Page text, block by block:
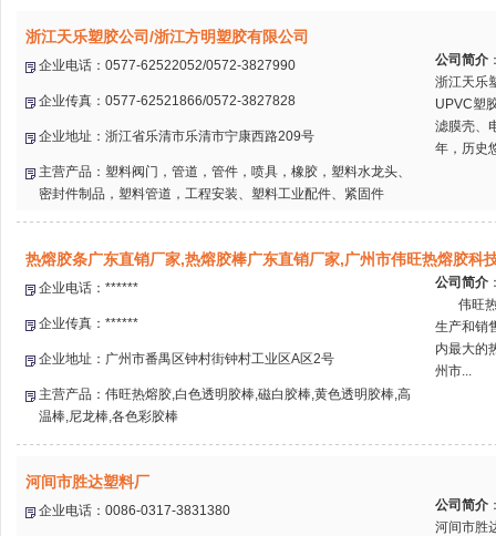
浙江天乐塑胶公司/浙江方明塑胶有限公司
企业电话：0577-62522052/0572-3827990
企业传真：0577-62521866/0572-3827828
企业地址：浙江省乐清市乐清市宁康西路209号
主营产品：塑料阀门，管道，管件，喷具，橡胶，塑料水龙头、
密封件制品，塑料管道，工程安装、塑料工业配件、紧固件
公司简介
浙江天乐
UPVC塑
滤膜壳、
年，历史
热熔胶条广东直销厂家,热熔胶棒广东直销厂家,广州市伟旺热熔胶科
企业电话：******
企业传真：******
企业地址：广州市番禺区钟村街钟村工业区A区2号
主营产品：伟旺热熔胶,白色透明胶棒,磁白胶棒,黄色透明胶棒,高
温棒,尼龙棒,各色彩胶棒
公司简介
伟旺热
生产和销
内最大的
州市...
河间市胜达塑料厂
企业电话：0086-0317-3831380 公司简介
河间市胜